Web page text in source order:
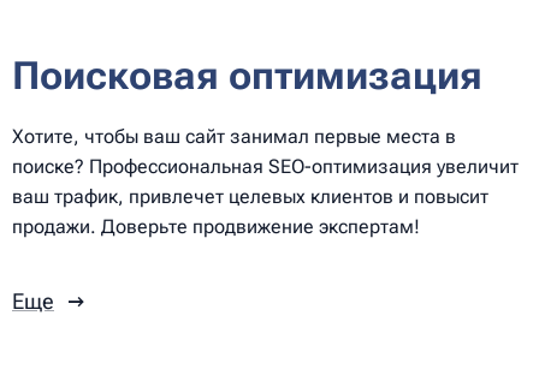
Поисковая оптимизация
Хотите, чтобы ваш сайт занимал первые места в
поиске? Профессиональная SEO-оптимизация увеличит
ваш трафик, привлечет целевых клиентов и повысит
продажи. Доверьте продвижение экспертам!
Еще